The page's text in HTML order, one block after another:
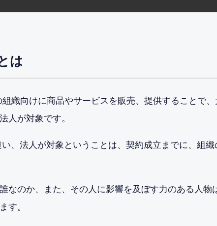
は
織向けに商品やサービスを販売、提供することで
人が対象です。
、法人が対象ということは、契約成立までに、組
なのか、また、その人に影響を及ぼす力のある人物
す。